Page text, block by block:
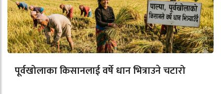
पूर्वखोलाका किसानलाई वर्षे धान भित्राउने चटारो